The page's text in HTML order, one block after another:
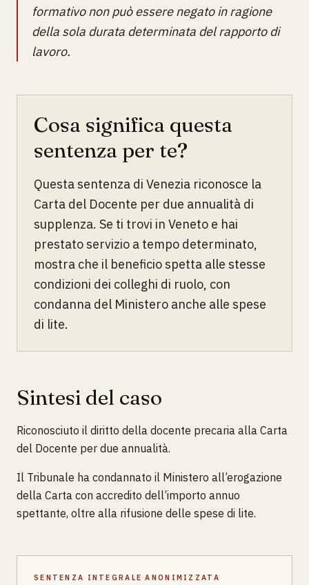
formativo non può essere negato in ragione
della sola durata determinata del rapporto di
lavoro.
Cosa significa questa
sentenza per te?
Questa sentenza di Venezia riconosce la
Carta del Docente per due annualità di
supplenza. Se ti trovi in Veneto e hai
prestato servizio a tempo determinato,
mostra che il beneficio spetta alle stesse
condizioni dei colleghi di ruolo, con
condanna del Ministero anche alle spese
di lite.
Sintesi del caso
Riconosciuto il diritto della docente precaria alla Carta
del Docente per due annualità.
Il Tribunale ha condannato il Ministero all’erogazione
della Carta con accredito dell’importo annuo
spettante, oltre alla rifusione delle spese di lite.
SENTENZA INTEGRALE ANONIMIZZATA